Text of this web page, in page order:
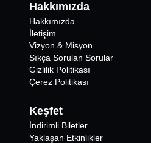
%20 İNDİRİMLİ
Hakkımızda
Hakkımızda
İletişim
Vizyon & Misyon
Sıkça Sorulan Sorular
Gizlilik Politikası
Çerez Politikası
Keşfet
İndirimli Biletler
Yaklaşan Etkinlikler